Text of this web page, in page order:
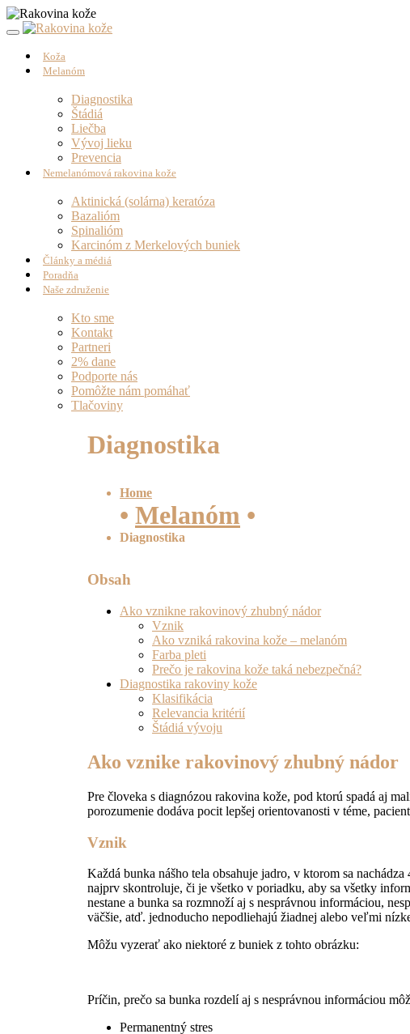
Koža
Melanóm
Diagnostika
Štádiá
Liečba
Vývoj lieku
Prevencia
Nemelanómová rakovina kože
Aktinická (solárna) keratóza
Bazalióm
Spinalióm
Karcinóm z Merkelových buniek
Články a médiá
Poradňa
Naše združenie
Kto sme
Kontakt
Partneri
2% dane
Podporte nás
Pomôžte nám pomáhať
Tlačoviny
Diagnostika
Home
• Melanóm •
Diagnostika
Obsah
Ako vznikne rakovinový zhubný nádor
Vznik
Ako vzniká rakovina kože – melanóm
Farba pleti
Prečo je rakovina kože taká nebezpečná?
Diagnostika rakoviny kože
Klasifikácia
Relevancia kritérií
Štádiá vývoju
Ako vznike rakovinový zhubný nádor
Pre človeka s diagnózou rakovina kože, pod ktorú spadá aj
porozumenie dodáva pocit lepšej orientovanosti v téme,
Vznik
Každá bunka nášho tela obsahuje jadro, v ktorom sa
najprv skontroluje, či je všetko v poriadku, aby sa všetky
nestane a bunka sa rozmnoží aj s nesprávnou informáciou,
väčšie, atď. jednoducho nepodliehajú žiadnej alebo veľmi
Môžu vyzerať ako niektoré z buniek z tohto obrázku:
Príčin, prečo sa bunka rozdelí aj s nesprávnou informáciou
Permanentný stres